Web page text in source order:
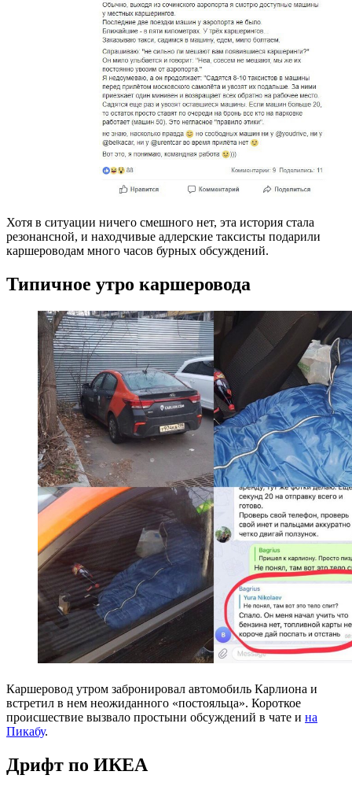
Хотя в ситуации ничего смешного нет, эта история стала
резонансной, и находчивые адлерские таксисты подарили
каршероводам много часов бурных обсуждений.
Типичное утро каршеровода
Каршеровод утром забронировал автомобиль Карлиона и
встретил в нем неожиданного «постояльца». Короткое
происшествие вызвало простыни обсуждений в чате и на
Пикабу.
Дрифт по ИКЕА